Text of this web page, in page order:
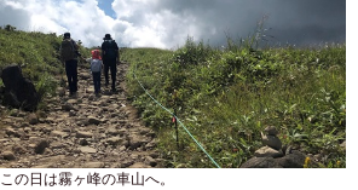
この日は霧ヶ峰の車山へ。